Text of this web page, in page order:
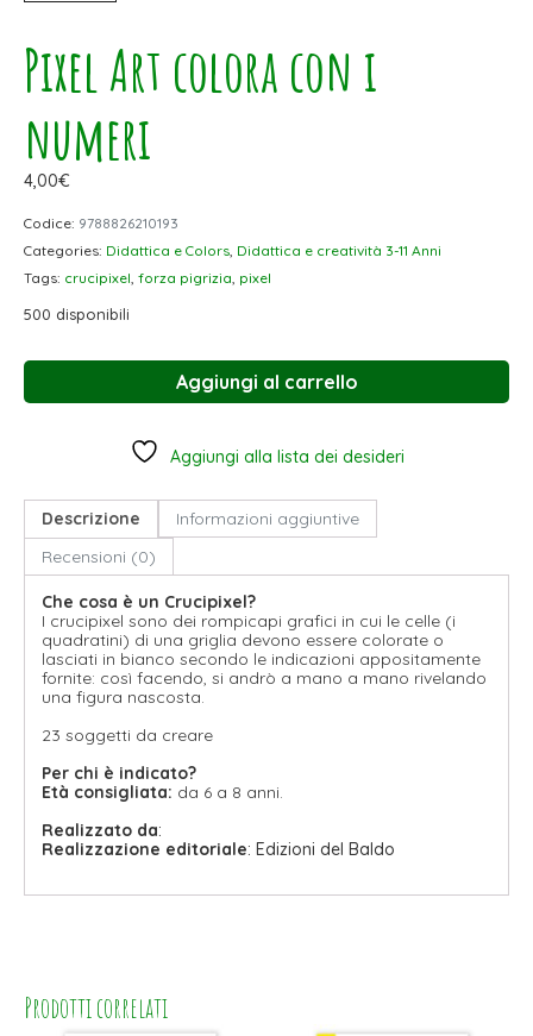
Pixel Art colora con i
numeri
4,00€
Codice: 9788826210193
Categories: Didattica e Colors, Didattica e creatività 3-11 Anni
Tags: crucipixel, forza pigrizia, pixel
500 disponibili
Aggiungi al carrello
Aggiungi alla lista dei desideri
Descrizione
Informazioni aggiuntive
Recensioni (0)
Che cosa è un Crucipixel?
I crucipixel sono dei rompicapi grafici in cui le celle (i
quadratini) di una griglia devono essere colorate o
lasciati in bianco secondo le indicazioni appositamente
fornite: così facendo, si andrò a mano a mano rivelando
una figura nascosta.
23 soggetti da creare
Per chi è indicato?
Età consigliata: da 6 a 8 anni.
Realizzato da:
Realizzazione editoriale: Edizioni del Baldo
Prodotti correlati